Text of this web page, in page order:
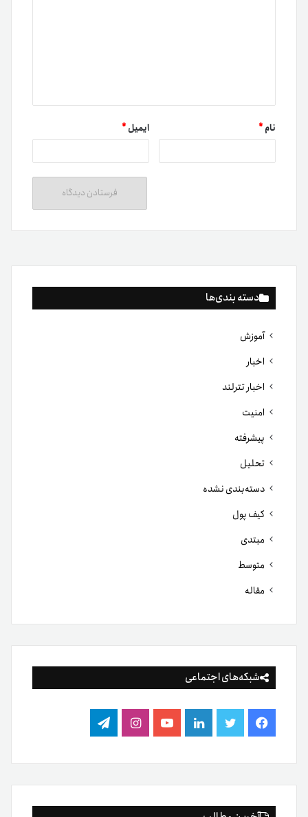
دسته بندی‌ها
آموزش
اخبار
اخبار تترلند
امنیت
پیشرفته
تحلیل
دسته‌بندی نشده
کیف پول
مبتدی
متوسط
مقاله
شبکه‌های اجتماعی
فیس
بوک
توییتر لینکدینیوتیوباینستاگرام
تلگرام
نام* ایمیل*